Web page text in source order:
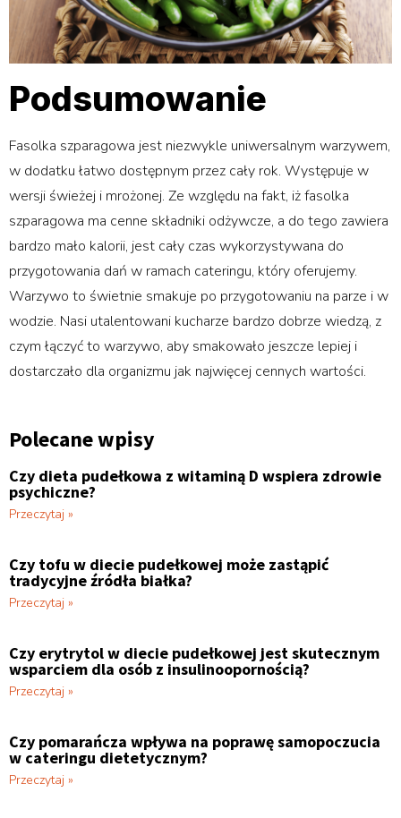
Podsumowanie
Fasolka szparagowa jest niezwykle uniwersalnym warzywem,
w dodatku łatwo dostępnym przez cały rok. Występuje w
wersji świeżej i mrożonej. Ze względu na fakt, iż fasolka
szparagowa ma cenne składniki odżywcze, a do tego zawiera
bardzo mało kalorii, jest cały czas wykorzystywana do
przygotowania dań w ramach cateringu, który oferujemy.
Warzywo to świetnie smakuje po przygotowaniu na parze i w
wodzie. Nasi utalentowani kucharze bardzo dobrze wiedzą, z
czym łączyć to warzywo, aby smakowało jeszcze lepiej i
dostarczało dla organizmu jak najwięcej cennych wartości.
Polecane wpisy
Czy dieta pudełkowa z witaminą D wspiera zdrowie
psychiczne?
Przeczytaj »
Czy tofu w diecie pudełkowej może zastąpić
tradycyjne źródła białka?
Przeczytaj »
Czy erytrytol w diecie pudełkowej jest skutecznym
wsparciem dla osób z insulinoopornością?
Przeczytaj »
Czy pomarańcza wpływa na poprawę samopoczucia
w cateringu dietetycznym?
Przeczytaj »